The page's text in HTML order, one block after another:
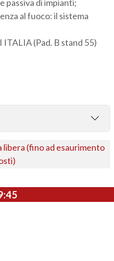
passiva di impianti;
al fuoco: il sistema
(Pad. B stand 55)
libera (fino ad esaurimento